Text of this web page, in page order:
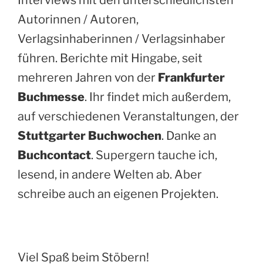
Autorinnen / Autoren,
Verlagsinhaberinnen / Verlagsinhaber
führen. Berichte mit Hingabe, seit
mehreren Jahren von der Frankfurter
Buchmesse. Ihr findet mich außerdem,
auf verschiedenen Veranstaltungen, der
Stuttgarter Buchwochen. Danke an
Buchcontact. Supergern tauche ich,
lesend, in andere Welten ab. Aber
schreibe auch an eigenen Projekten.
Viel Spaß beim Stöbern!